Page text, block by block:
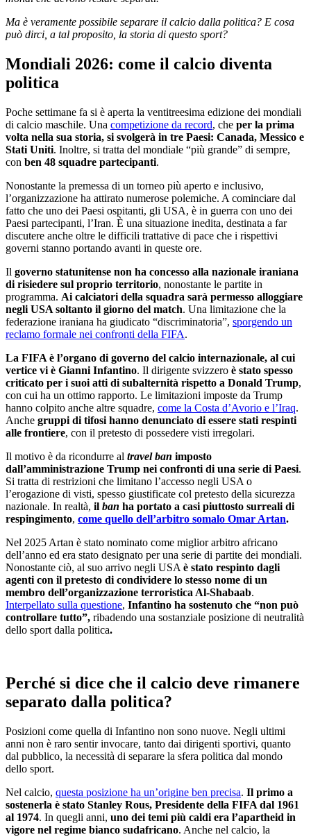
Ma è veramente possibile separare il calcio dalla politica? E cosa
può dirci, a tal proposito, la storia di questo sport?
Mondiali 2026: come il calcio diventa
politica
Poche settimane fa si è aperta la ventitreesima edizione dei mondiali
di calcio maschile. Una competizione da record, che per la prima
volta nella sua storia, si svolgerà in tre Paesi: Canada, Messico e
Stati Uniti. Inoltre, si tratta del mondiale “più grande” di sempre,
con ben 48 squadre partecipanti.
Nonostante la premessa di un torneo più aperto e inclusivo,
l’organizzazione ha attirato numerose polemiche. A cominciare dal
fatto che uno dei Paesi ospitanti, gli USA, è in guerra con uno dei
Paesi partecipanti, l’Iran. È una situazione inedita, destinata a far
discutere anche oltre le difficili trattative di pace che i rispettivi
governi stanno portando avanti in queste ore.
Il governo statunitense non ha concesso alla nazionale iraniana
di risiedere sul proprio territorio, nonostante le partite in
programma. Ai calciatori della squadra sarà permesso alloggiare
negli USA soltanto il giorno del match. Una limitazione che la
federazione iraniana ha giudicato “discriminatoria”, sporgendo un
reclamo formale nei confronti della FIFA.
La FIFA è l’organo di governo del calcio internazionale, al cui
vertice vi è Gianni Infantino. Il dirigente svizzero è stato spesso
criticato per i suoi atti di subalternità rispetto a Donald Trump,
con cui ha un ottimo rapporto. Le limitazioni imposte da Trump
hanno colpito anche altre squadre, come la Costa d’Avorio e l’Iraq.
Anche gruppi di tifosi hanno denunciato di essere stati respinti
alle frontiere, con il pretesto di possedere visti irregolari.
Il motivo è da ricondurre al travel ban imposto
dall’amministrazione Trump nei confronti di una serie di Paesi.
Si tratta di restrizioni che limitano l’accesso negli USA o
l’erogazione di visti, spesso giustificate col pretesto della sicurezza
nazionale. In realtà, il ban ha portato a casi piuttosto surreali di
respingimento, come quello dell’arbitro somalo Omar Artan.
Nel 2025 Artan è stato nominato come miglior arbitro africano
dell’anno ed era stato designato per una serie di partite dei mondiali.
Nonostante ciò, al suo arrivo negli USA è stato respinto dagli
agenti con il pretesto di condividere lo stesso nome di un
membro dell’organizzazione terroristica Al-Shabaab.
Interpellato sulla questione, Infantino ha sostenuto che “non può
controllare tutto”, ribadendo una sostanziale posizione di neutralità
dello sport dalla politica.
Perché si dice che il calcio deve rimanere
separato dalla politica?
Posizioni come quella di Infantino non sono nuove. Negli ultimi
anni non è raro sentir invocare, tanto dai dirigenti sportivi, quanto
dal pubblico, la necessità di separare la sfera politica dal mondo
dello sport.
Nel calcio, questa posizione ha un’origine ben precisa. Il primo a
sostenerla è stato Stanley Rous, Presidente della FIFA dal 1961
al 1974. In quegli anni, uno dei temi più caldi era l’apartheid in
vigore nel regime bianco sudafricano. Anche nel calcio, la